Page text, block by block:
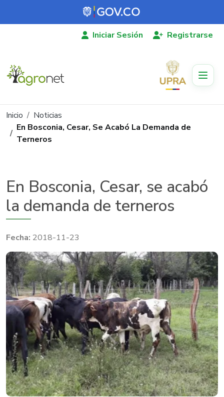
Pasar al contenido principal
Iniciar Sesión Registrarse
Ruta de navegación
Inicio
Noticias
En Bosconia, Cesar, Se Acabó La Demanda de
Terneros
En Bosconia, Cesar, se acabó
la demanda de terneros
2018-11-23